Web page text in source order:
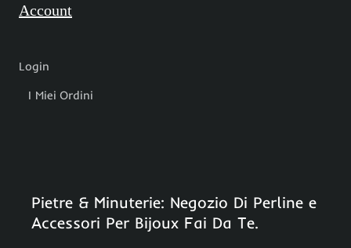
Account
Login
I Miei Ordini
Pietre & Minuterie: Negozio Di Perline e
Accessori Per Bijoux Fai Da Te.